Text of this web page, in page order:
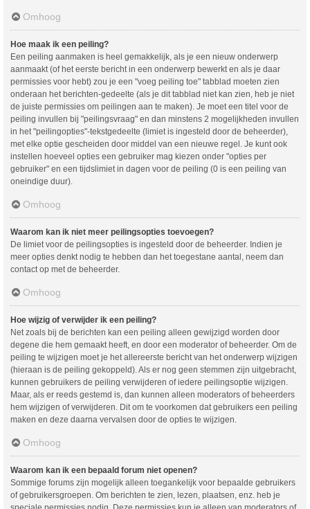
Omhoog
Hoe maak ik een peiling?
Een peiling aanmaken is heel gemakkelijk, als je een nieuw onderwerp
aanmaakt (of het eerste bericht in een onderwerp bewerkt en als je daar
permissies voor hebt) zou je een "voeg peiling toe" tabblad moeten zien
onderaan het berichten-gedeelte (als je dit tabblad niet kan zien, heb je niet
de juiste permissies om peilingen aan te maken). Je moet een titel voor de
peiling invullen bij "peilingsvraag" en dan minstens 2 mogelijkheden invullen
in het "peilingopties"-tekstgedeelte (limiet is ingesteld door de beheerder),
met elke optie gescheiden door middel van een nieuwe regel. Je kunt ook
instellen hoeveel opties een gebruiker mag kiezen onder "opties per
gebruiker" en een tijdslimiet in dagen voor de peiling (0 is een peiling van
oneindige duur).
Omhoog
Waarom kan ik niet meer peilingsopties toevoegen?
De limiet voor de peilingsopties is ingesteld door de beheerder. Indien je
meer opties denkt nodig te hebben dan het toegestane aantal, neem dan
contact op met de beheerder.
Omhoog
Hoe wijzig of verwijder ik een peiling?
Net zoals bij de berichten kan een peiling alleen gewijzigd worden door
degene die hem gemaakt heeft, en door een moderator of beheerder. Om de
peiling te wijzigen moet je het allereerste bericht van het onderwerp wijzigen
(hieraan is de peiling gekoppeld). Als er nog geen stemmen zijn uitgebracht,
kunnen gebruikers de peiling verwijderen of iedere peilingsoptie wijzigen.
Maar, als er reeds gestemd is, dan kunnen alleen moderators of beheerders
hem wijzigen of verwijderen. Dit om te voorkomen dat gebruikers een peiling
maken en deze daarna vervalsen door de opties te wijzigen.
Omhoog
Waarom kan ik een bepaald forum niet openen?
Sommige forums zijn mogelijk alleen toegankelijk voor bepaalde gebruikers
of gebruikersgroepen. Om berichten te zien, lezen, plaatsen, enz. heb je